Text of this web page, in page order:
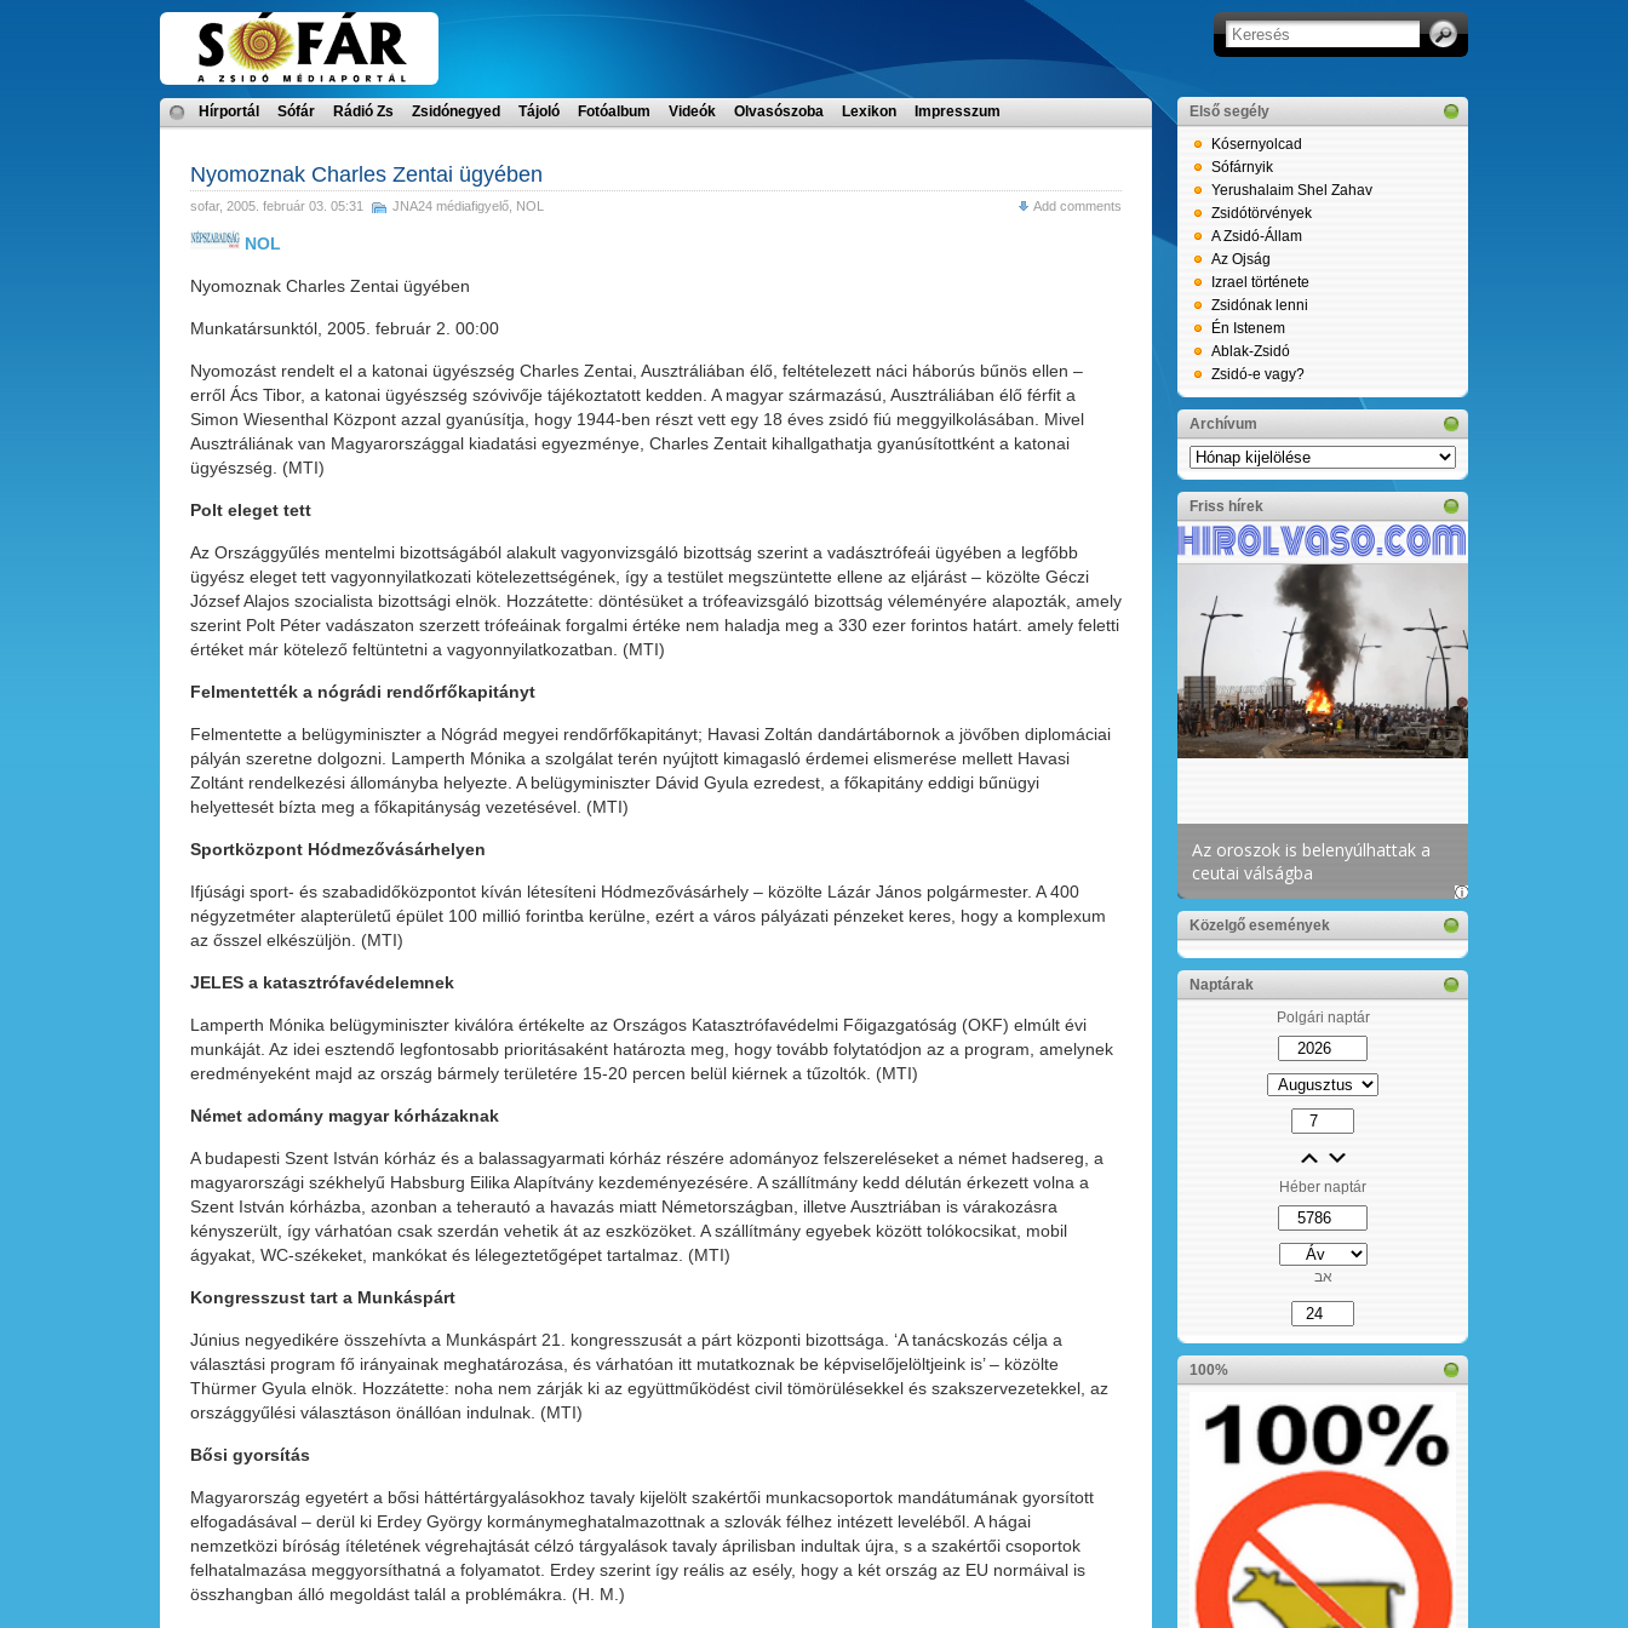
Hírportál Sófár Rádió Zs Zsidónegyed Tájoló Fotóalbum Videók Olvasószoba Lexikon Impresszum
Nyomoznak Charles Zentai ügyében
sofar, 2005. február 03. 05:31 JNA24 médiafigyelő NOL Add comments
NOL
Nyomoznak Charles Zentai ügyében
Munkatársunktól, 2005. február 2. 00:00
Nyomozást rendelt el a katonai ügyészség Charles Zentai, Ausztráliában élő, feltételezett náci háborús bűnös ellen –
erről Ács Tibor, a katonai ügyészség szóvivője tájékoztatott kedden. A magyar származású, Ausztráliában élő férfit a
Simon Wiesenthal Központ azzal gyanúsítja, hogy 1944-ben részt vett egy 18 éves zsidó fiú meggyilkolásában. Mivel
Ausztráliának van Magyarországgal kiadatási egyezménye, Charles Zentait kihallgathatja gyanúsítottként a katonai
ügyészség. (MTI)
Polt eleget tett
Az Országgyűlés mentelmi bizottságából alakult vagyonvizsgáló bizottság szerint a vadásztrófeái ügyében a legfőbb
ügyész eleget tett vagyonnyilatkozati kötelezettségének, így a testület megszüntette ellene az eljárást – közölte Géczi
József Alajos szocialista bizottsági elnök. Hozzátette: döntésüket a trófeavizsgáló bizottság véleményére alapozták, amely
szerint Polt Péter vadászaton szerzett trófeáinak forgalmi értéke nem haladja meg a 330 ezer forintos határt. amely feletti
értéket már kötelező feltüntetni a vagyonnyilatkozatban. (MTI)
Felmentették a nógrádi rendőrfőkapitányt
Felmentette a belügyminiszter a Nógrád megyei rendőrfőkapitányt; Havasi Zoltán dandártábornok a jövőben diplomáciai
pályán szeretne dolgozni. Lamperth Mónika a szolgálat terén nyújtott kimagasló érdemei elismerése mellett Havasi
Zoltánt rendelkezési állományba helyezte. A belügyminiszter Dávid Gyula ezredest, a főkapitány eddigi bűnügyi
helyettesét bízta meg a főkapitányság vezetésével. (MTI)
Sportközpont Hódmezővásárhelyen
Ifjúsági sport- és szabadidőközpontot kíván létesíteni Hódmezővásárhely – közölte Lázár János polgármester. A 400
négyzetméter alapterületű épület 100 millió forintba kerülne, ezért a város pályázati pénzeket keres, hogy a komplexum
az ősszel elkészüljön. (MTI)
JELES a katasztrófavédelemnek
Lamperth Mónika belügyminiszter kiválóra értékelte az Országos Katasztrófavédelmi Főigazgatóság (OKF) elmúlt évi
munkáját. Az idei esztendő legfontosabb prioritásaként határozta meg, hogy tovább folytatódjon az a program, amelynek
eredményeként majd az ország bármely területére 15-20 percen belül kiérnek a tűzoltók. (MTI)
Német adomány magyar kórházaknak
A budapesti Szent István kórház és a balassagyarmati kórház részére adományoz felszereléseket a német hadsereg, a
magyarországi székhelyű Habsburg Eilika Alapítvány kezdeményezésére. A szállítmány kedd délután érkezett volna a
Szent István kórházba, azonban a teherautó a havazás miatt Németországban, illetve Ausztriában is várakozásra
kényszerült, így várhatóan csak szerdán vehetik át az eszközöket. A szállítmány egyebek között tolókocsikat, mobil
ágyakat, WC-székeket, mankókat és lélegeztetőgépet tartalmaz. (MTI)
Kongresszust tart a Munkáspárt
Június negyedikére összehívta a Munkáspárt 21. kongresszusát a párt központi bizottsága. ‘A tanácskozás célja a
választási program fő irányainak meghatározása, és várhatóan itt mutatkoznak be képviselőjelöltjeink is’ – közölte
Thürmer Gyula elnök. Hozzátette: noha nem zárják ki az együttműködést civil tömörülésekkel és szakszervezetekkel, az
országgyűlési választáson önállóan indulnak. (MTI)
Bősi gyorsítás
Magyarország egyetért a bősi háttértárgyalásokhoz tavaly kijelölt szakértői munkacsoportok mandátumának gyorsított
elfogadásával – derül ki Erdey György kormánymeghatalmazottnak a szlovák félhez intézett leveléből. A hágai
nemzetközi bíróság ítéletének végrehajtását célzó tárgyalások tavaly áprilisban indultak újra, s a szakértői csoportok
felhatalmazása meggyorsíthatná a folyamatot. Erdey szerint így reális az esély, hogy a két ország az EU normáival is
összhangban álló megoldást talál a problémákra. (H. M.)
Első segély
Kósernyolcad
Sófárnyik
Yerushalaim Shel Zahav
Zsidótörvények
A Zsidó-Állam
Az Ojság
Izrael története
Zsidónak lenni
Én Istenem
Ablak-Zsidó
Zsidó-e vagy?
Archívum
Archívum
Friss hírek
Közelgő események
Naptárak
Polgári naptár
Héber naptár
אב
100%